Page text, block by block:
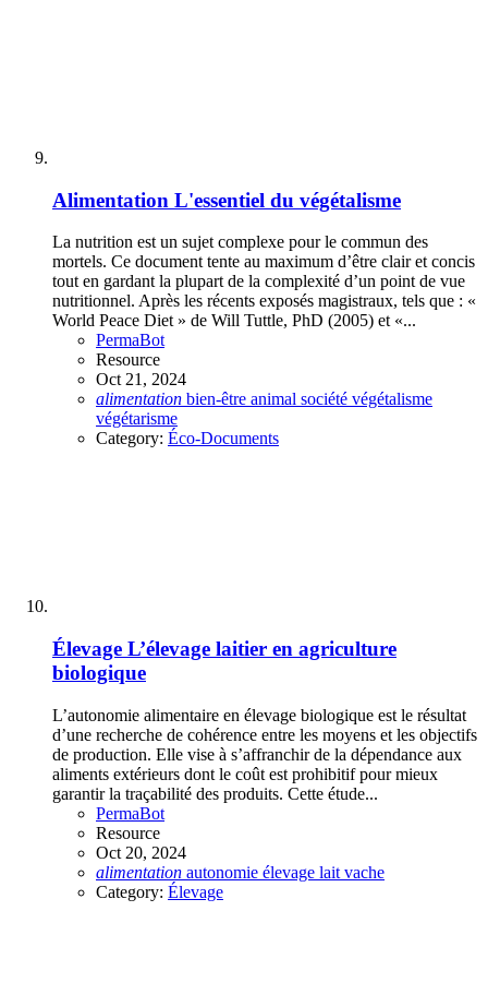
Alimentation L'essentiel du végétalisme
La nutrition est un sujet complexe pour le commun des
mortels. Ce document tente au maximum d’être clair et concis
tout en gardant la plupart de la complexité d’un point de vue
nutritionnel. Après les récents exposés magistraux, tels que : «
World Peace Diet » de Will Tuttle, PhD (2005) et «...
PermaBot
Resource
Oct 21, 2024
alimentation bien-être animal société végétalisme
végétarisme
Category: Éco-Documents
Élevage L’élevage laitier en agriculture
biologique
L’autonomie alimentaire en élevage biologique est le résultat
d’une recherche de cohérence entre les moyens et les objectifs
de production. Elle vise à s’affranchir de la dépendance aux
aliments extérieurs dont le coût est prohibitif pour mieux
garantir la traçabilité des produits. Cette étude...
PermaBot
Resource
Oct 20, 2024
alimentation autonomie élevage lait vache
Category: Élevage